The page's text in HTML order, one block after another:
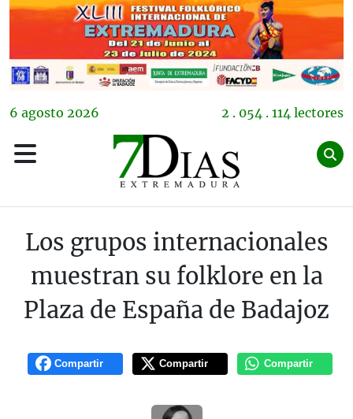
6 agosto 2026 2 . 054 . 114 lectores
Los grupos internacionales
muestran su folklore en la
Plaza de España de Badajoz
Compartir Compartir Compartir